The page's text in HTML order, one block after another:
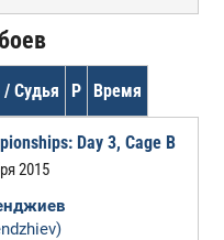
Судья Р Время
Day 3, Cage B
2015